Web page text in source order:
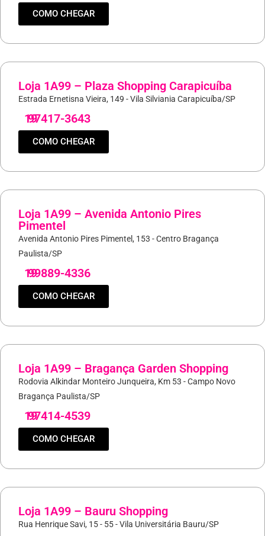
COMO CHEGAR
Loja 1A99 – Plaza Shopping Carapicuíba
Estrada Ernetisna Vieira, 149 - Vila Silviania Carapicuíba/SP
19
97417-3643
COMO CHEGAR
Loja 1A99 – Avenida Antonio Pires
Pimentel
Avenida Antonio Pires Pimentel, 153 - Centro Bragança
Paulista/SP
19
99889-4336
COMO CHEGAR
Loja 1A99 – Bragança Garden Shopping
Rodovia Alkindar Monteiro Junqueira, Km 53 - Campo Novo
Bragança Paulista/SP
19
97414-4539
COMO CHEGAR
Loja 1A99 – Bauru Shopping
Rua Henrique Savi, 15 - 55 - Vila Universitária Bauru/SP